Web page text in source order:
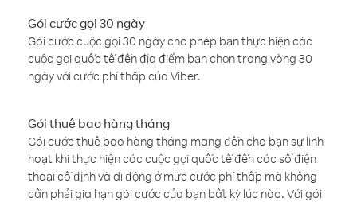
Gói cước gọi 30 ngày
Gói cước cuộc gọi 30 ngày cho phép bạn thực hiện các
cuộc gọi quốc tế đến địa điểm bạn chọn trong vòng 30
ngày với cước phí thấp của Viber.
Gói thuê bao hàng tháng
Gói cước thuê bao hàng tháng mang đến cho bạn sự linh
hoạt khi thực hiện các cuộc gọi quốc tế đến các số điện
thoại cố định và di động ở mức cước phí thấp mà không
cần phải gia hạn gói cước của bạn bất kỳ lúc nào. Với gói